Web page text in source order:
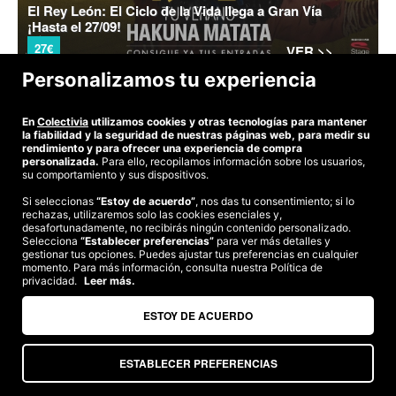
El Rey León: El Ciclo de la Vida llega a Gran Vía
¡Hasta el 27/09!
27€ VER >>
©2026 Colectivia
Términos y condiciones|Política de privacidad|Política de cookies
Estudio turismo de verano 2020
Compra segura
Te garantizamos el pago en todas tus compras
Somos agencia de viajes. CIE: 2313
Personalizamos tu experiencia
En Colectivia utilizamos cookies y otras tecnologías para mantener
la fiabilidad y la seguridad de nuestras páginas web, para medir su
rendimiento y para ofrecer una experiencia de compra
personalizada. Para ello, recopilamos información sobre los usuarios,
su comportamiento y sus dispositivos.
Si seleccionas “Estoy de acuerdo”, nos das tu consentimiento; si lo
rechazas, utilizaremos solo las cookies esenciales y,
desafortunadamente, no recibirás ningún contenido personalizado.
Selecciona “Establecer preferencias” para ver más detalles y
gestionar tus opciones. Puedes ajustar tus preferencias en cualquier
momento. Para más información, consulta nuestra Política de
privacidad. Leer más.
ESTABLECER PREFERENCIAS
ESTOY DE ACUERDO